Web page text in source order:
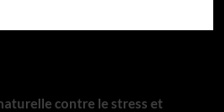
contre le stress et